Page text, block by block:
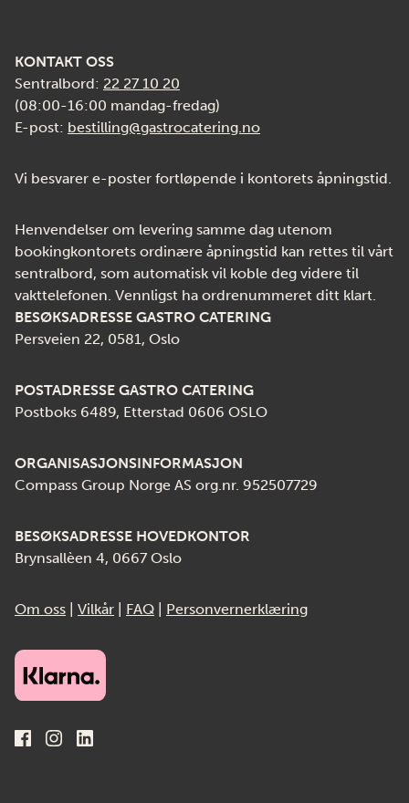
KONTAKT OSS
Sentralbord: 22 27 10 20
(08:00-16:00 mandag-fredag)
E-post: bestilling@gastrocatering.no
Vi besvarer e-poster fortløpende i kontorets åpningstid.
Henvendelser om levering samme dag utenom
bookingkontorets ordinære åpningstid kan rettes til vårt
sentralbord, som automatisk vil koble deg videre til
vakttelefonen. Vennligst ha ordrenummeret ditt klart.
BESØKSADRESSE GASTRO CATERING
Persveien 22, 0581, Oslo
POSTADRESSE GASTRO CATERING
Postboks 6489, Etterstad 0606 OSLO
ORGANISASJONSINFORMASJON
Compass Group Norge AS org.nr. 952507729
BESØKSADRESSE HOVEDKONTOR
Brynsallèen 4, 0667 Oslo
Om oss Vilkår FAQ Personvernerklæring